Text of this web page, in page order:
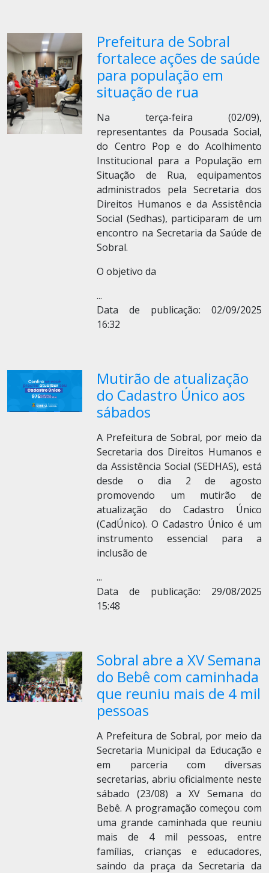
Prefeitura de Sobral
fortalece ações de saúde
para população em
situação de rua
Na terça-feira (02/09),
representantes da Pousada Social,
do Centro Pop e do Acolhimento
Institucional para a População em
Situação de Rua, equipamentos
administrados pela Secretaria dos
Direitos Humanos e da Assistência
Social (Sedhas), participaram de um
encontro na Secretaria da Saúde de
Sobral.
O objetivo da
...
Data de publicação: 02/09/2025
16:32
Mutirão de atualização
do Cadastro Único aos
sábados
A Prefeitura de Sobral, por meio da
Secretaria dos Direitos Humanos e
da Assistência Social (SEDHAS), está
desde o dia 2 de agosto
promovendo um mutirão de
atualização do Cadastro Único
(CadÚnico). O Cadastro Único é um
instrumento essencial para a
inclusão de
...
Data de publicação: 29/08/2025
15:48
Sobral abre a XV Semana
do Bebê com caminhada
que reuniu mais de 4 mil
pessoas
A Prefeitura de Sobral, por meio da
Secretaria Municipal da Educação e
em parceria com diversas
secretarias, abriu oficialmente neste
sábado (23/08) a XV Semana do
Bebê. A programação começou com
uma grande caminhada que reuniu
mais de 4 mil pessoas, entre
famílias, crianças e educadores,
saindo da praça da Secretaria da